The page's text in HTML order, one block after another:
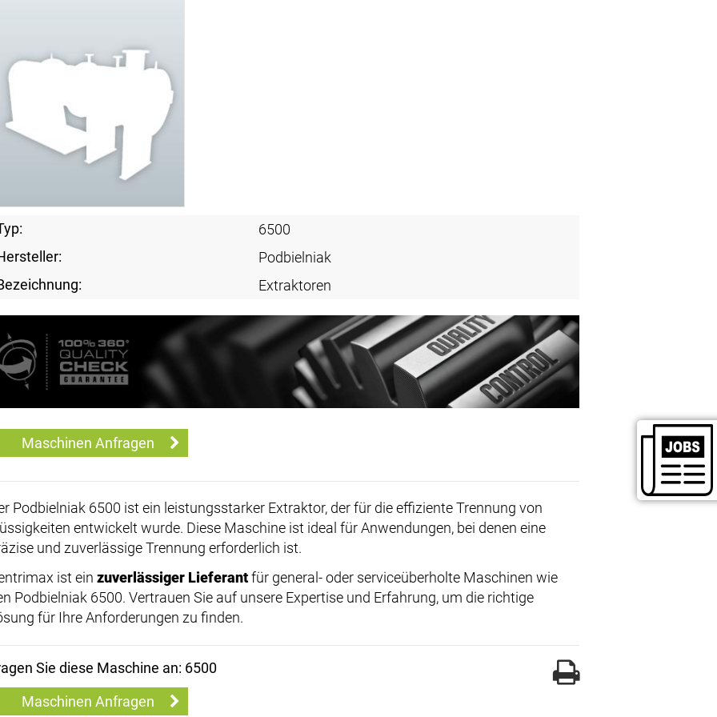
6500
Podbielniak
Extraktoren
Maschinen Anfragen
Podbielniak 6500 ist ein leistungsstarker Extraktor, der für die effiziente Trennung von
entwickelt wurde. Diese Maschine ist ideal für Anwendungen, bei denen eine
und zuverlässige Trennung erforderlich ist.
ist ein zuverlässiger Lieferantfür general- oder serviceüberholte Maschinen wie
Podbielniak 6500. Vertrauen Sie auf unsere Expertise und Erfahrung, um die richtige
für Ihre Anforderungen zu finden.
Sie diese Maschine an: 6500
Maschinen Anfragen